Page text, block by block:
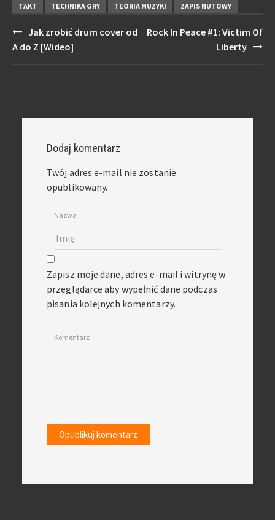
TAKT TECHNIKA GRY TEORIA MUZYKI ZAPIS NUTOWY
Post
navigation
Jak zrobić drum cover od
A do Z [Wideo]
Rock In Peace #1: Victim Of
Liberty
Dodaj komentarz
Twój adres e-mail nie zostanie
opublikowany.
Nazwa
Zapisz moje dane, adres e-mail i witrynę w
przeglądarce aby wypełnić dane podczas
pisania kolejnych komentarzy.
Komentarz